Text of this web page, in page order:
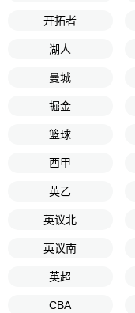
开拓者
湖人
曼城
掘金
篮球
西甲
英乙
英议北
英议南
英超
CBA